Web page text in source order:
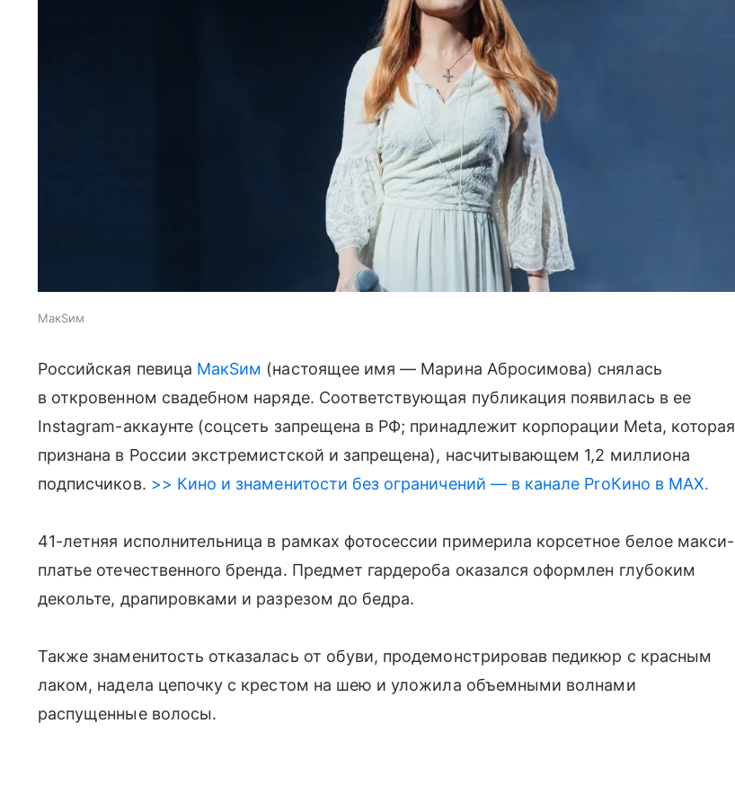
МакSим
Российская певица МакSим (настоящее имя — Марина Абросимова) снялась
в откровенном свадебном наряде. Соответствующая публикация появилась в ее
Instagram-аккаунте (соцсеть запрещена в РФ; принадлежит корпорации Meta, которая
признана в России экстремистской и запрещена), насчитывающем 1,2 миллиона
подписчиков. >> Кино и знаменитости без ограничений — в канале ProКино в MAX.
41-летняя исполнительница в рамках фотосессии примерила корсетное белое макси-
платье отечественного бренда. Предмет гардероба оказался оформлен глубоким
декольте, драпировками и разрезом до бедра.
Также знаменитость отказалась от обуви, продемонстрировав педикюр с красным
лаком, надела цепочку с крестом на шею и уложила объемными волнами
распущенные волосы.